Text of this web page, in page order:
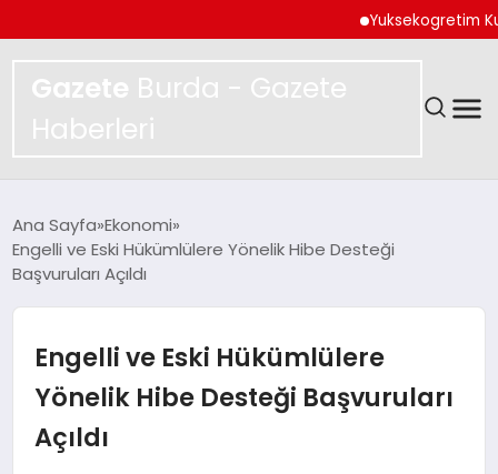
Yuksekogretim
Gazete Burda - Gazete
Haberleri
SPOR
YAŞAM
EKONOMI
Ana Sayfa Ekonomi
Engelli ve Eski Hükümlülere Yönelik Hibe Desteği
Başvuruları Açıldı
Engelli ve Eski Hükümlülere
Yönelik Hibe Desteği Başvuruları
Açıldı